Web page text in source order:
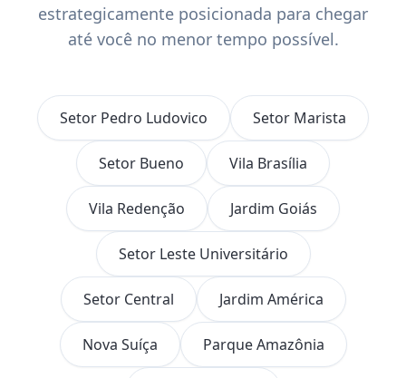
estrategicamente posicionada para chegar
até você no menor tempo possível.
Setor Pedro Ludovico Setor Marista
Setor Bueno Vila Brasília
Vila Redenção Jardim Goiás
Setor Leste Universitário
Setor Central Jardim América
Nova Suíça Parque Amazônia